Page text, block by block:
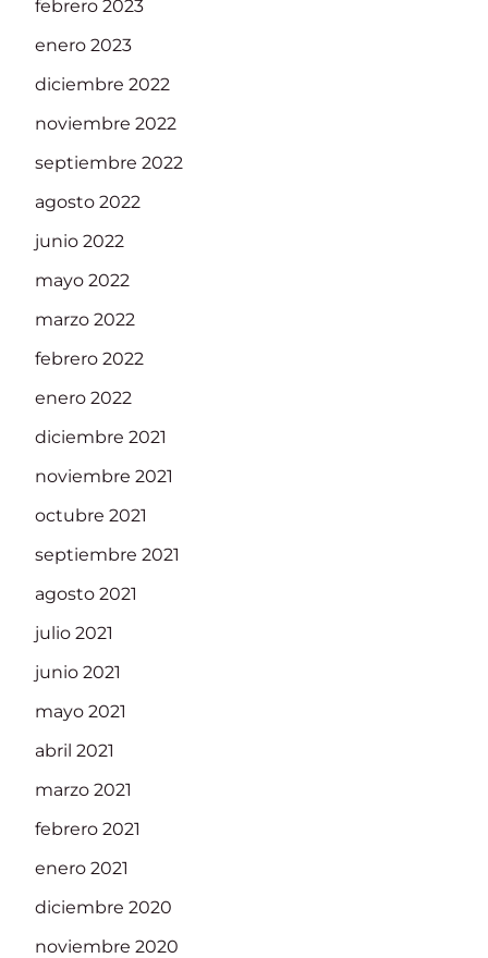
febrero 2023
enero 2023
diciembre 2022
noviembre 2022
septiembre 2022
agosto 2022
junio 2022
mayo 2022
marzo 2022
febrero 2022
enero 2022
diciembre 2021
noviembre 2021
octubre 2021
septiembre 2021
agosto 2021
julio 2021
junio 2021
mayo 2021
abril 2021
marzo 2021
febrero 2021
enero 2021
diciembre 2020
noviembre 2020